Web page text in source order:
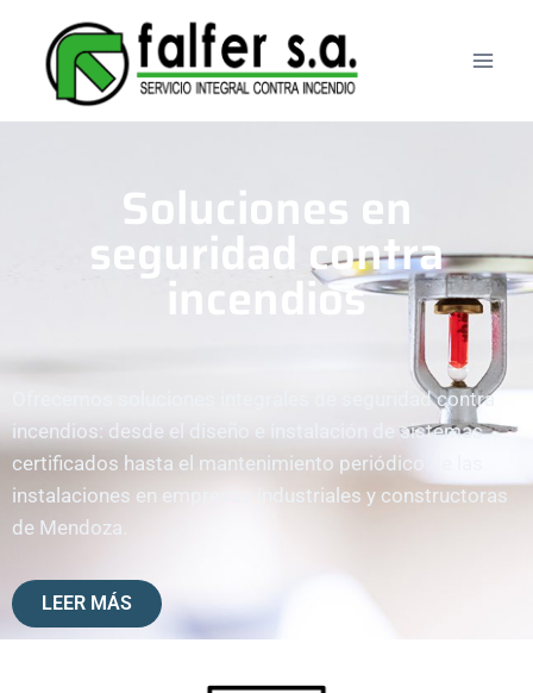
Soluciones en
seguridad contra
incendios
Ofrecemos soluciones integrales de seguridad contra
incendios: desde el diseño e instalación de sistemas
certificados hasta el mantenimiento periódico de las
instalaciones en empresas industriales y constructoras
de Mendoza.
LEER MÁS